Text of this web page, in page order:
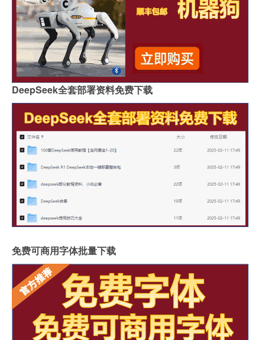
DeepSeek全套部署资料免费下载
免费可商用字体批量下载